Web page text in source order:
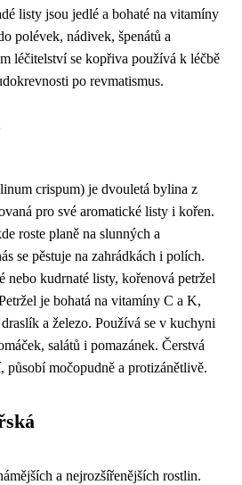
listy jsou jedlé a bohaté na vitamíny
polévek, nádivek, špenátů a
léčitelství se kopřiva používá k léčbě
po revmatismus.
crispum) je dvouletá bylina z
pro své aromatické listy i kořen.
roste planě na slunných a
se pěstuje na zahrádkách i polích.
nebo kudrnaté listy, kořenová petržel
je bohatá na vitamíny C a K,
a železo. Používá se v kuchyni
salátů i pomazánek. Čerstvá
působí močopudně a protizánětlivě.
a nejrozšířenějších rostlin.